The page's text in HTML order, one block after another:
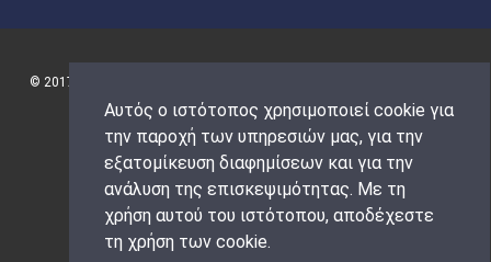
Αυτός ο ιστότοπος χρησιμοποιεί cookie για
την παροχή των υπηρεσιών μας, για την
εξατομίκευση διαφημίσεων και για την
ανάλυση της επισκεψιμότητας. Με τη
χρήση αυτού του ιστότοπου, αποδέχεστε
τη χρήση των cookie.
© 2017 ΚΑΡΕΤΑΣ-ΣΤΑΣΙΝΟΣ autoparts. All rights reserved. Powered by |